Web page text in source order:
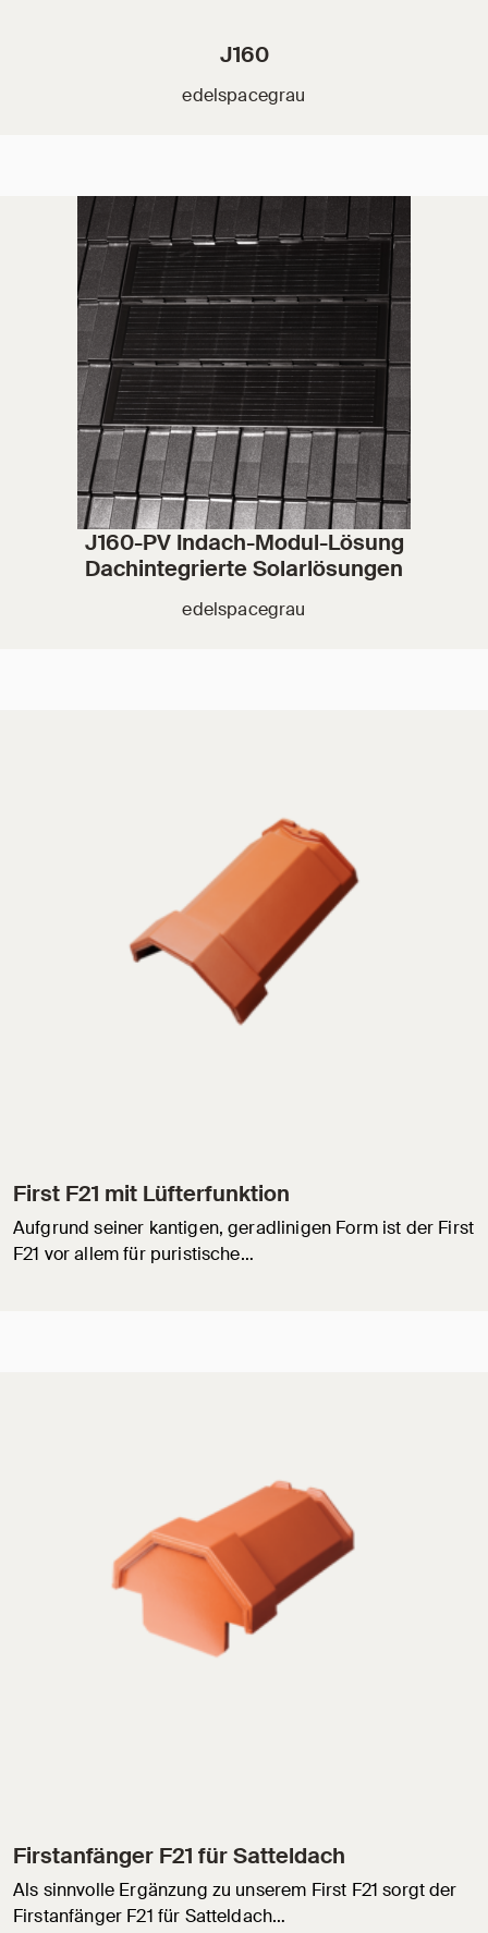
J160
edelspacegrau
J160-PV Indach-Modul-Lösung
Dachintegrierte Solarlösungen
edelspacegrau
First F21 mit Lüfterfunktion
Aufgrund seiner kantigen, geradlinigen Form ist der First
F21 vor allem für puristische…
Firstanfänger F21 für Satteldach
Als sinnvolle Ergänzung zu unserem First F21 sorgt der
Firstanfänger F21 für Satteldach…